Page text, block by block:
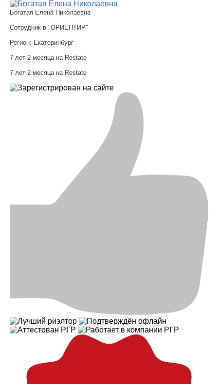
Богатая Елена Николаевна
Сотрудник в "ОРИЕНТИР"
Регион: Екатеринбург
7 лет 2 месяца на Restate
7 лет 2 месяца на Restate